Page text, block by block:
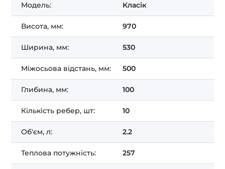
Модель: Класік
Висота, мм: 970
Ширина, мм: 530
Міжосьова відстань, мм: 500
Глибина, мм: 100
Кількість ребер, шт: 10
Об'єм, л: 2.2
Теплова потужність: 257